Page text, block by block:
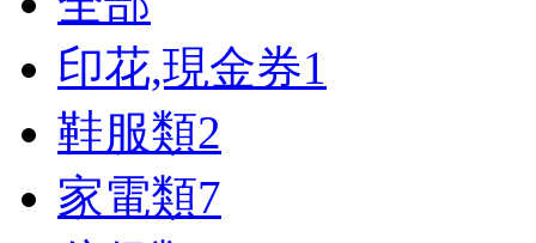
印花,現金券1
鞋服類2
家電類7